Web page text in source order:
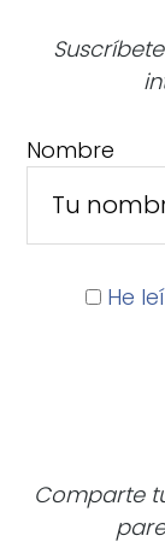
Nombre
He
Comparte